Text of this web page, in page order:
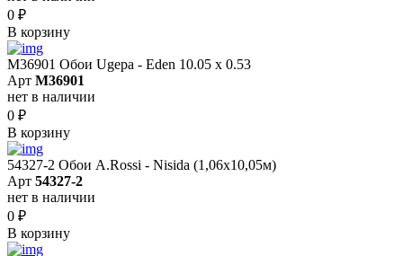
0 ₽
В корзину
M36901 Обои Ugepa - Eden 10.05 х 0.53
Арт M36901
нет в наличии
0 ₽
В корзину
54327-2 Обои A.Rossi - Nisida (1,06x10,05м)
Арт 54327-2
нет в наличии
0 ₽
В корзину